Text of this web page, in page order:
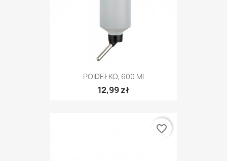
POIDEŁKO, 600 Ml
12,99 zł
favorite_border